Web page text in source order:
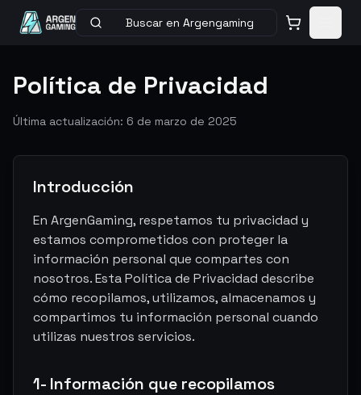
Buscar en Argengaming
Política de Privacidad
Última actualización: 6 de marzo de 2025
Introducción
En ArgenGaming, respetamos tu privacidad y
estamos comprometidos con proteger la
información personal que compartes con
nosotros. Esta Política de Privacidad describe
cómo recopilamos, utilizamos, almacenamos y
compartimos tu información personal cuando
utilizas nuestros servicios.
1- Información que recopilamos